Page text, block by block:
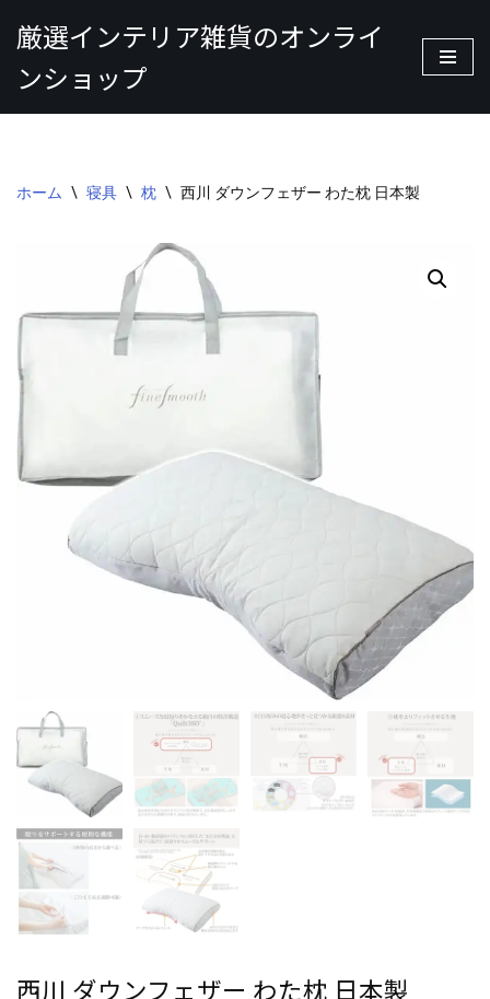
ン
テ
へ
厳選インテリア雑貨のオンライ
ンショップ
ホーム \ 寝具 \ 枕 \ 西川 ダウンフェザー わた枕 日本製
西川 ダウンフェザー わた枕 日本製